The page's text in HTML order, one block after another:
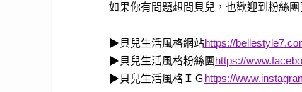
如果你有問題想問貝兒，也歡迎到粉絲
▶貝兒生活風格網站https://
▶貝兒生活風格粉絲團https://
▶貝兒生活風格ＩＧ https://